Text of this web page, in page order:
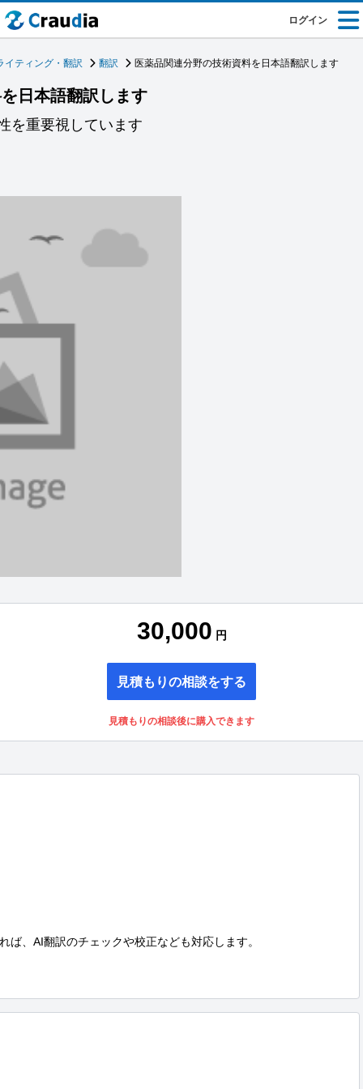
ログイン
イティング・翻訳 翻訳 医薬品関連分野の技術資料を日本語翻訳します
日本語翻訳します
を重要視しています
30,000 円
見積もりの相談をする
見積もりの相談後に購入できます
ば、AI翻訳のチェックや校正なども対応します。